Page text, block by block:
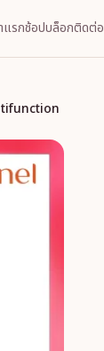
แรกช้อปบล็อกติดต่อ